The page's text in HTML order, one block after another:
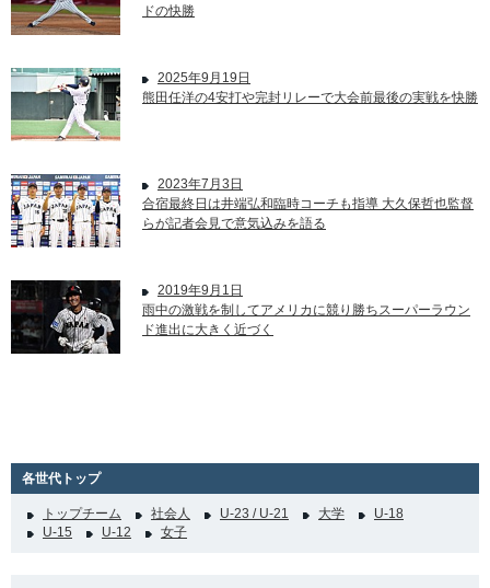
ドの快勝
2025年9月19日
熊田任洋の4安打や完封リレーで大会前最後の実戦を快勝
2023年7月3日
合宿最終日は井端弘和臨時コーチも指導 大久保哲也監督
らが記者会見で意気込みを語る
2019年9月1日
雨中の激戦を制してアメリカに競り勝ちスーパーラウン
ド進出に大きく近づく
各世代トップ
トップチーム 社会人 U-23 / U-21 大学
U-18
U-15
U-12 女子